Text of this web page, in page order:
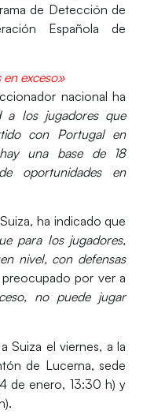
de Detección de
Española de
exceso»
nacional ha
a los jugadores que
con Portugal en
una base de 18
oportunidades en
ha indicado que
para los jugadores,
nivel, con defensas
por ver a
no puede jugar
Suiza el viernes, a la
de Lucerna, sede
de enero, 13:30 h) y